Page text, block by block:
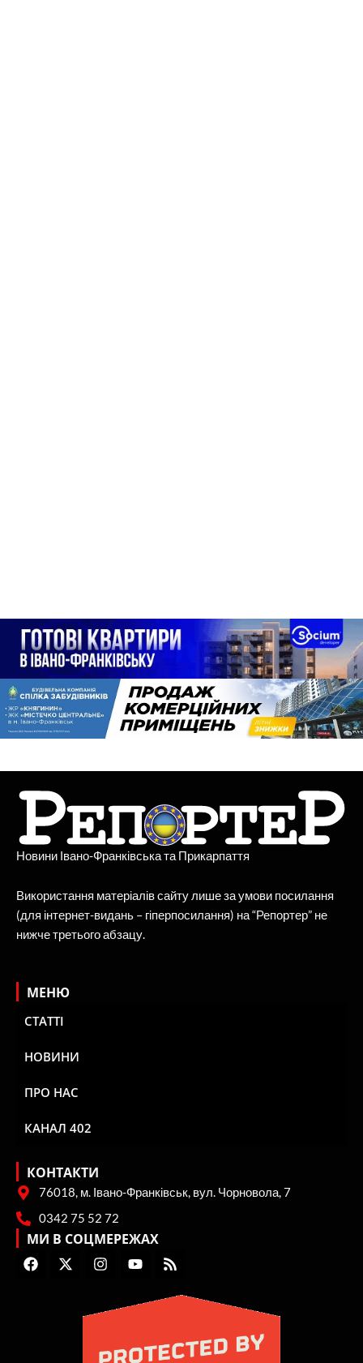
Новини Івано-Франківська та Прикарпаття
Використання матеріалів сайту лише за умови посилання
(для інтернет-видань – гіперпосилання) на “Репортер” не
нижче третього абзацу.
МЕНЮ
СТАТТІ
НОВИНИ
ПРО НАС
КАНАЛ 402
КОНТАКТИ
76018, м. Івано-Франківськ, вул. Чорновола, 7
0342 75 52 72
МИ В СОЦМЕРЕЖАХ
F
a
X
-
I
n
a
a
Y
o
t
e
R
s